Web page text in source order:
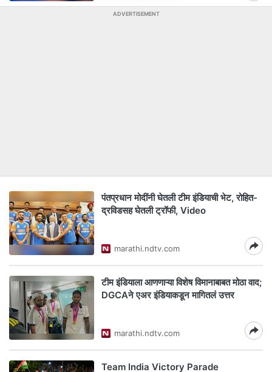
ADVERTISEMENT
पंतप्रधान मोदींनी घेतली टीम इंडियाची भेट, रोहित-
द्रविडसह घेतली ट्रॉफी, Video
marathi.ndtv.com
टीम इंडियाला आणणाऱ्या विशेष विमानाबाबत मोठा वाद;
DGCAने एअर इंडियाकडून मागितलं उत्तर
marathi.ndtv.com
Team India Victory Parade